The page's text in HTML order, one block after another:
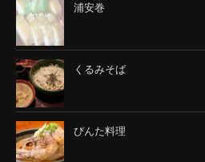
浦安巻
くるみそば
びんた料理